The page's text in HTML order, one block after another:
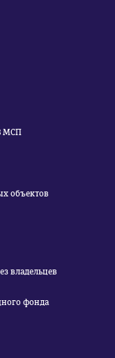
МСП
объектов
владельцев
фонда